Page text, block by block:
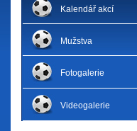
Kalendář akcí
Mužstva
Fotogalerie
Videogalerie